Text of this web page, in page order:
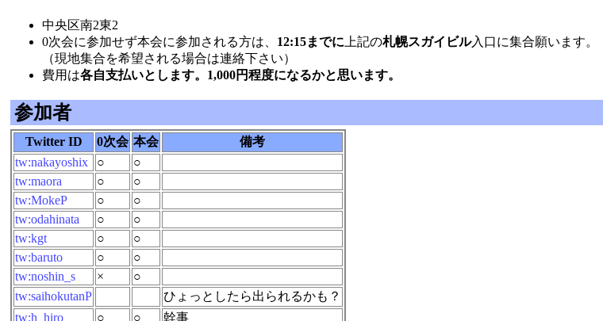
中央区南2東2
0次会に参加せず本会に参加される方は、 12:15までに 上記の札幌スガイビル入口に集合願います。
（現地集合を希望される場合は連絡下さい）
費用は各自支払いとします。1,000円程度になるかと思います。
参加者
Twitter ID 0次会 本会
備考
tw:nakayoshix
○
○
tw:maora
○
○
tw:MokeP
○
○
tw:odahinata
○
○
tw:kgt
○
○
tw:baruto
○
○
tw:noshin_s
×
○
tw:saihokutanP
ひょっとしたら出られるかも？
tw:h_hiro
○ ○ 幹事